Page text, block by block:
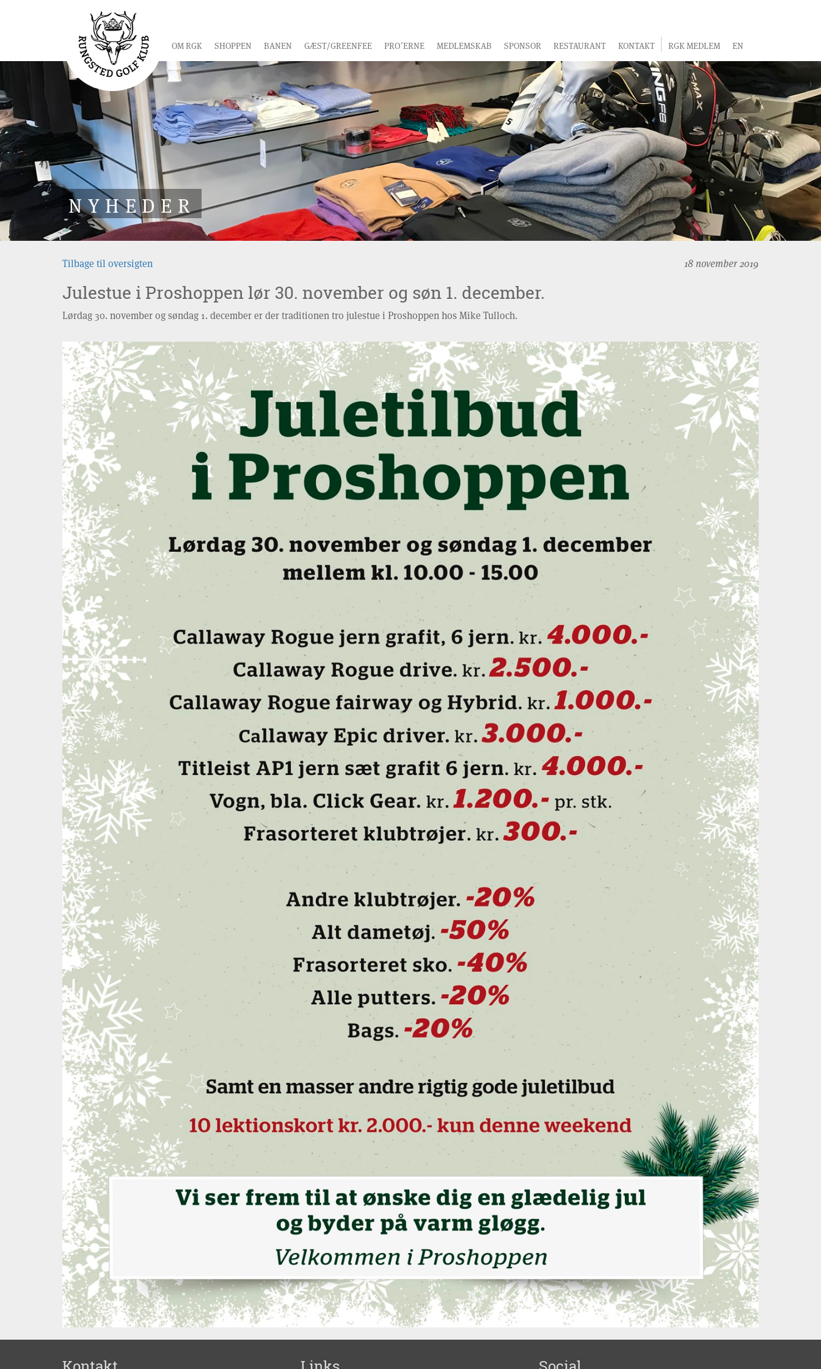
OM RGK SHOPPEN BANEN GÆST/GREENFEE PRO´ERNE MEDLEMSKAB SPONSOR RESTAURANT KONTAKT RGK MEDLEM EN
NYHEDER
Tilbage til oversigten 18 november 2019
Julestue i Proshoppen lør 30. november og søn 1. december.
Lørdag 30. november og søndag 1. december er der traditionen tro julestue i Proshoppen hos Mike Tulloch.